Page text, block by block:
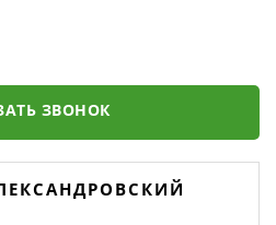
ЗВОНОК